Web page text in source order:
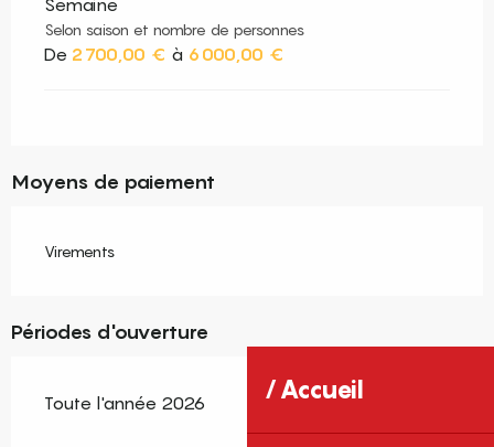
Accueil
Semaine
Selon saison et nombre de personnes
De 2 700,00 € à 6 000,00 €
Moyens de paiement
Virements
Périodes d'ouverture
Toute l'année 2026